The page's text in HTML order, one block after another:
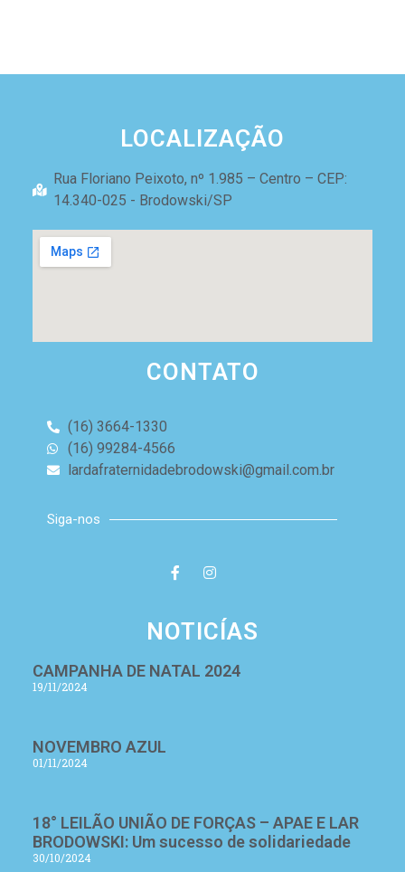
LOCALIZAÇÃO
Rua Floriano Peixoto, nº 1.985 – Centro – CEP:
14.340-025 - Brodowski/SP
CONTATO
(16) 3664-1330
(16) 99284-4566
lardafraternidadebrodowski@gmail.com.br
Siga-nos
NOTICÍAS
CAMPANHA DE NATAL 2024
19/11/2024
NOVEMBRO AZUL
01/11/2024
18° LEILÃO UNIÃO DE FORÇAS – APAE E LAR
BRODOWSKI: Um sucesso de solidariedade
30/10/2024